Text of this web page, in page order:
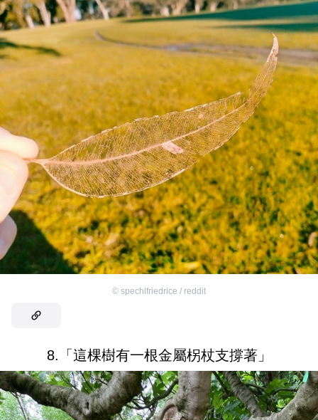
© spechlfriedrice / reddit
8.「這棵樹有一根金屬柺杖支撐著」